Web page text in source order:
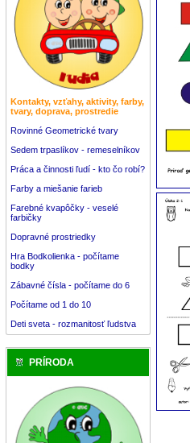
Kontakty, vzťahy, aktivity, farby,
tvary, doprava, prostredie
Rovinné Geometrické tvary
Sedem trpaslíkov - remeselníkov
Práca a činnosti ľudí - kto čo robí?
Farby a miešanie farieb
Farebné kvapôčky - veselé
farbičky
Dopravné prostriedky
Hra Bodkolienka - počítame
bodky
Zábavné čísla - počítame do 6
Počítame od 1 do 10
Deti sveta - rozmanitosť ľudstva
PRÍRODA